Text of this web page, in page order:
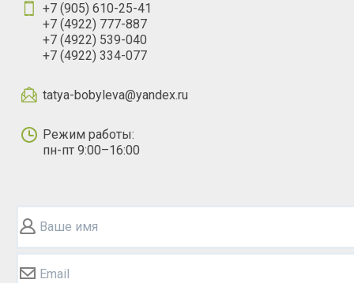
+7 (905) 610-25-41
+7 (4922) 777-887
+7 (4922) 539-040
+7 (4922) 334-077
tatya-bobyleva@yandex.ru
Режим работы:
пн-пт 9:00–16:00
Ваше имя
Email